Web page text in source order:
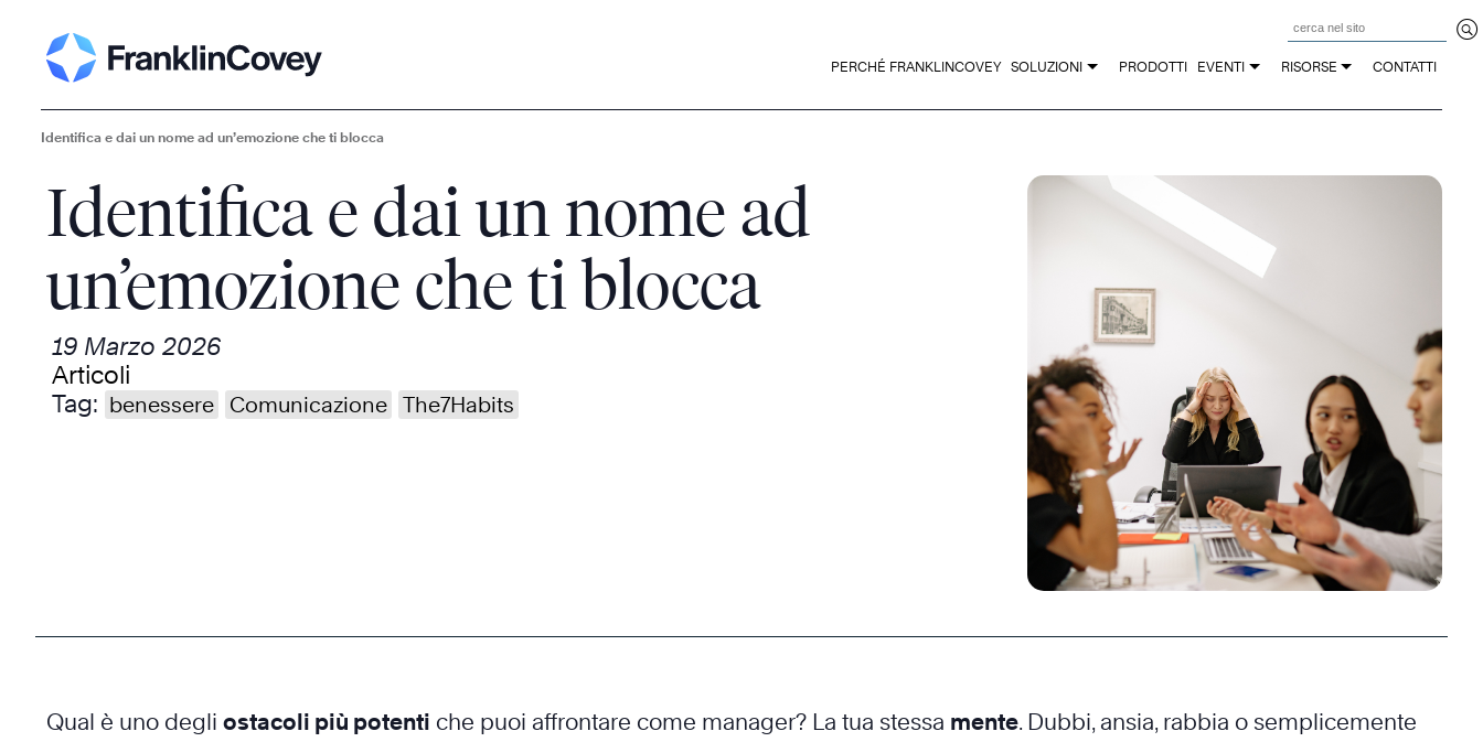
PERCHÉ FRANKLINCOVEY SOLUZIONI PRODOTTI EVENTI RISORSE CONTATTI
Z
Identifica e dai un nome ad un’emozione che ti blocca
Identifica e dai un nome ad
un’emozione che ti blocca
19 Marzo 2026
Articoli
Tag: benessere Comunicazione The7Habits
Qual è uno degli ostacoli più potenti che puoi affrontare come manager? La tua stessa mente. Dubbi, ansia, rabbia o semplicemente